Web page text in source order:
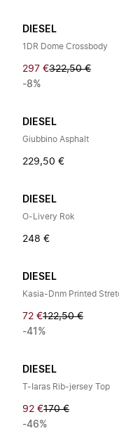
DIESEL
1DR Dome Crossbody
297 €322,50 €
-8%
DIESEL
Giubbino Asphalt
229,50 €
DIESEL
O-Livery Rok
248 €
DIESEL
72 €122,50 €
-41%
DIESEL
T-Iaras Rib-jersey Top
92 €170 €
-46%